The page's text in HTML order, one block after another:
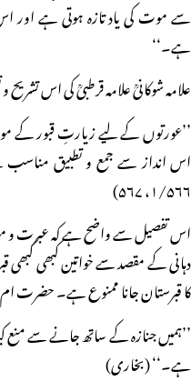
سے موت کی یاد تازہ ہوتی ہے اور
ہے۔‘‘
علامہ شوکانیؒ علامہ قرطبیؒ کی اس
’’عورتوں کے لیے زیارتِ قبور کے
اس انداز سے جمع و تطبیق مناسب
۱/۵۶۶، ۵۶۷)
اس تفصیل سے واضح ہے کہ عبرت
دہانی کے مقصد سے خواتین کبھی کبھی
کا قبرستان جانا ممنوع ہے۔ حضرت ام
’’ہمیں جنازہ کے ساتھ جانے سے منع
ہے۔‘‘ (بخاری)